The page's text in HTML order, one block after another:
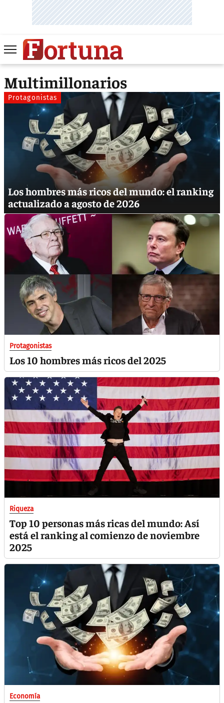
Multimillonarios
Protagonistas
Los hombres más ricos del mundo: el ranking
actualizado a agosto de 2026
Protagonistas
Los 10 hombres más ricos del 2025
Riqueza
Top 10 personas más ricas del mundo: Así
está el ranking al comienzo de noviembre
2025
Economía